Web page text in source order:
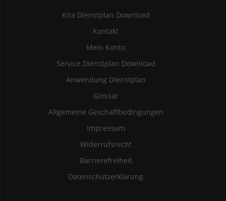
Kita Dienstplan Download
Kontakt
Mein Konto
Service Dienstplan Download
Anwendung Dienstplan
Glossar
Allgemeine Geschäftbedingungen
Impressum
Widerrufsrecht
Barrierefreiheit
Datenschutzerklärung